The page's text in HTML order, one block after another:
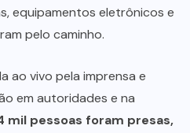
equipamentos eletrônicos e
pelo caminho.
ao vivo pela imprensa e
em autoridades e na
mil pessoas foram presas,